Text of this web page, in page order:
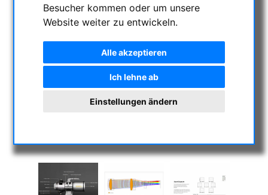
Besucher kommen oder um unsere
Website weiter zu entwickeln.
Alle akzeptieren
Ich lehne ab
Einstellungen ändern